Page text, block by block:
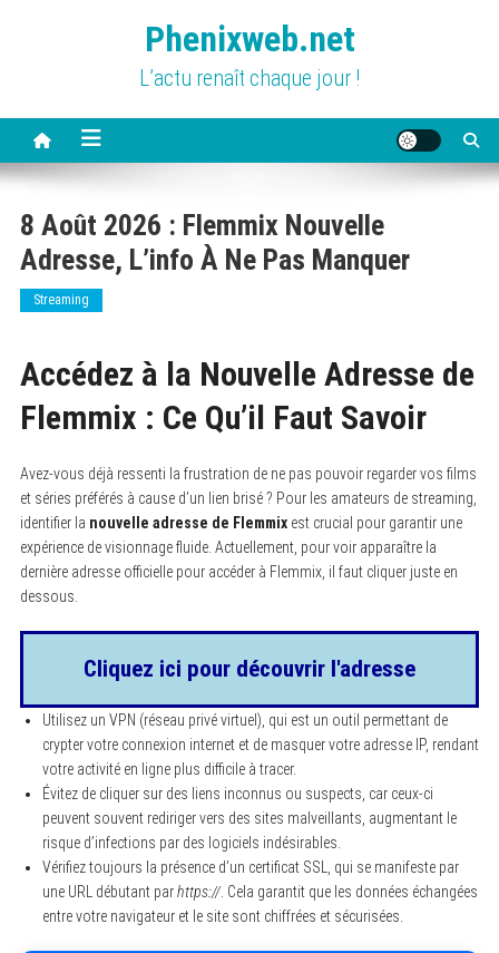
Phenixweb.net
L’actu renaît chaque jour !
8 Août 2026 : Flemmix Nouvelle
Adresse, L’info À Ne Pas Manquer
Streaming
Accédez à la Nouvelle Adresse de
Flemmix : Ce Qu’il Faut Savoir
Avez-vous déjà ressenti la frustration de ne pas pouvoir regarder vos films
et séries préférés à cause d’un lien brisé ? Pour les amateurs de streaming,
identifier la nouvelle adresse de Flemmixest crucial pour garantir une
expérience de visionnage fluide. Actuellement, pour voir apparaître la
dernière adresse officielle pour accéder à Flemmix, il faut cliquer juste en
dessous.
Cliquez ici pour découvrir l'adresse
Utilisez un VPN (réseau privé virtuel), qui est un outil permettant de
crypter votre connexion internet et de masquer votre adresse IP, rendant
votre activité en ligne plus difficile à tracer.
Évitez de cliquer sur des liens inconnus ou suspects, car ceux-ci
peuvent souvent rediriger vers des sites malveillants, augmentant le
risque d’infections par des logiciels indésirables.
Vérifiez toujours la présence d’un certificat SSL, qui se manifeste par
une URL débutant parhttps://. Cela garantit que les données échangées
entre votre navigateur et le site sont chiffrées et sécurisées.